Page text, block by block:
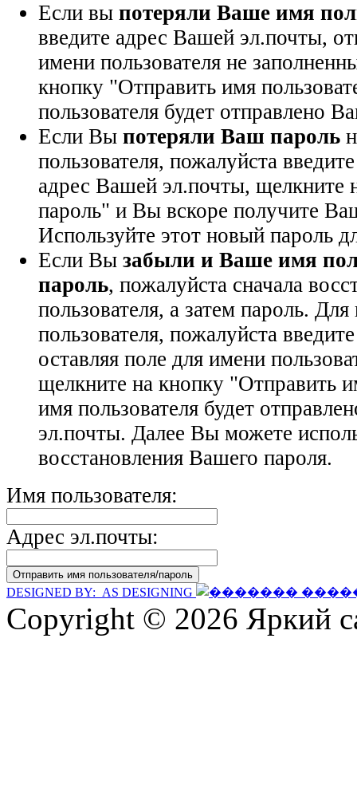
Если вы потеряли Ваше имя
введите адрес Вашей эл.почты,
имени пользователя не
кнопку "Отправить имя
пользователя будет отправлено
Если Вы потеряли Ваш пароль
пользователя, пожалуйста
адрес Вашей эл.почты, щелкните
пароль" и Вы вскоре получите
Используйте этот новый пароль
Если Вы забыли и Ваше имя
пароль, пожалуйста сначала
пользователя, а затем пароль.
пользователя, пожалуйста
оставляя поле для имени
щелкните на кнопку "Отправить
имя пользователя будет
эл.почты. Далее Вы можете
восстановления Вашего пароля.
Имя пользователя:
Адрес эл.почты:
DESIGNED BY: AS DESIGNING
Copyright © 2026 Яркий